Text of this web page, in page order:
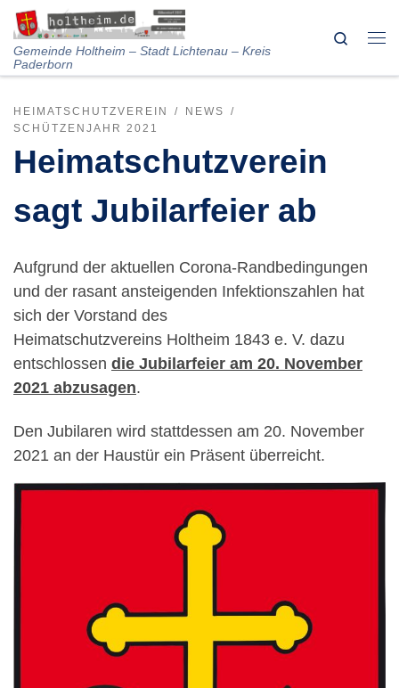
Skip to content
Gemeinde Holtheim – Stadt Lichtenau – Kreis
Paderborn
Search
HEIMATSCHUTZVEREIN
NEWS
SCHÜTZENJAHR 2021
Heimatschutzverein
sagt Jubilarfeier ab
Aufgrund der aktuellen Corona-Randbedingungen
und der rasant ansteigenden Infektionszahlen hat
sich der Vorstand des
Heimatschutzvereins Holtheim 1843 e. V. dazu
entschlossen die Jubilarfeier am 20. November
2021 abzusagen.
Den Jubilaren wird stattdessen am 20. November
2021 an der Haustür ein Präsent überreicht.